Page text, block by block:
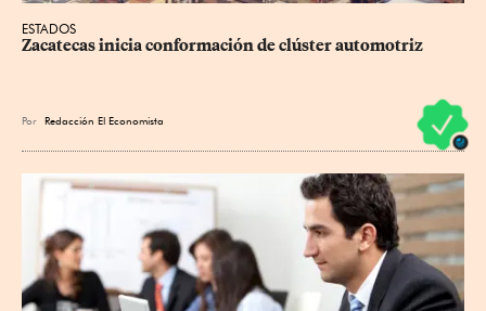
ESTADOS
Zacatecas inicia conformación de clúster automotriz
Por Redacción El Economista